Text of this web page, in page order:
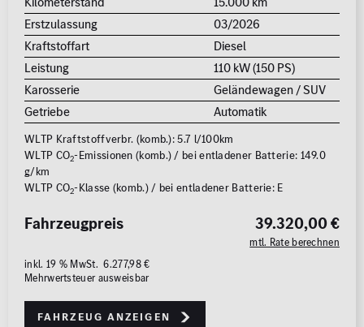
Erstzulassung
03/2026
Kraftstoffart
Diesel
Leistung
110 kW (150 PS)
Karosserie
Geländewagen / SUV
Getriebe
Automatik
WLTP Kraftstoffverbr. (komb.): 5.7 l/100km
WLTP CO2-Emissionen (komb.) / bei entladener Batterie: 149.0
g/km
WLTP CO2-Klasse (komb.) / bei entladener Batterie: E
39.320,00 €
mtl. Rate berechnen
Fahrzeugpreis
inkl. 19 % MwSt. 6.277,98 €
Mehrwertsteuer ausweisbar
Fahrzeug anzeigen